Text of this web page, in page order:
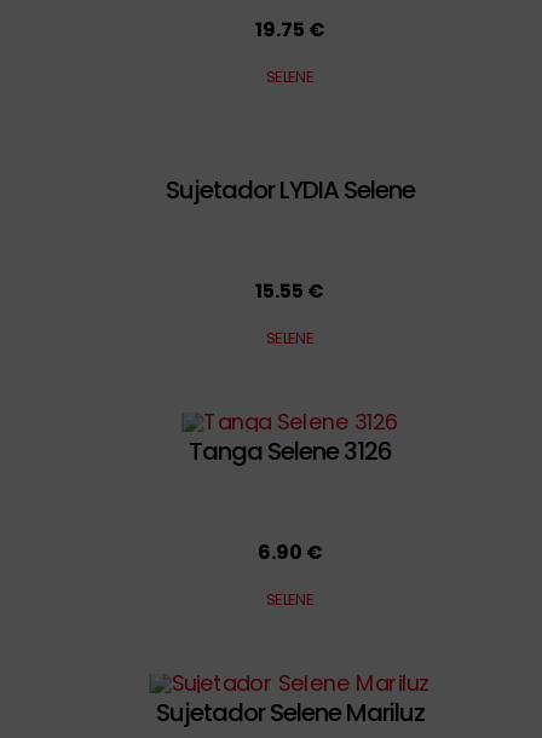
19.75 €
SELENE
Sujetador LYDIA Selene
15.55 €
SELENE
Tanga Selene 3126
6.90 €
SELENE
Sujetador Selene Mariluz